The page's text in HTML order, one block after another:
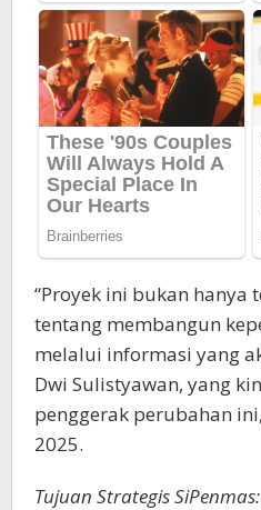
“Proyek ini bukan hanya
tentang membangun
melalui informasi yang
Dwi Sulistyawan, yang
penggerak perubahan
2025.
Tujuan Strategis